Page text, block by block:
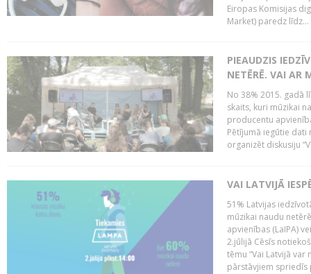
Eiropas Komisijas
Market) paredz līdz...
PIEAUDZIS
NETĒRĒ. VAI AR
No 38% 2015. gadā
skaits, kuri mūzikai
producentu
Pētījumā iegūtie dati
organizēt diskusiju
VAI LATVIJĀ
51% Latvijas
mūzikai naudu
apvienības (LaIPA)
2.jūlijā Cēsīs
tēmu “Vai Latvijā
pārstāvjiem spriedīs